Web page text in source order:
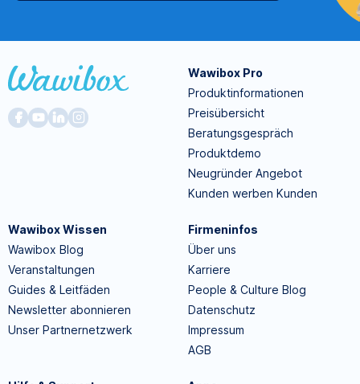
Wawibox Pro
Produktinformationen
Preisübersicht
Beratungsgespräch
Produktdemo
Neugründer Angebot
Kunden werben Kunden
Wawibox Wissen
Wawibox Blog
Veranstaltungen
Guides & Leitfäden
Newsletter abonnieren
Unser Partnernetzwerk
Firmeninfos
Über uns
Karriere
People & Culture Blog
Datenschutz
Impressum
AGB